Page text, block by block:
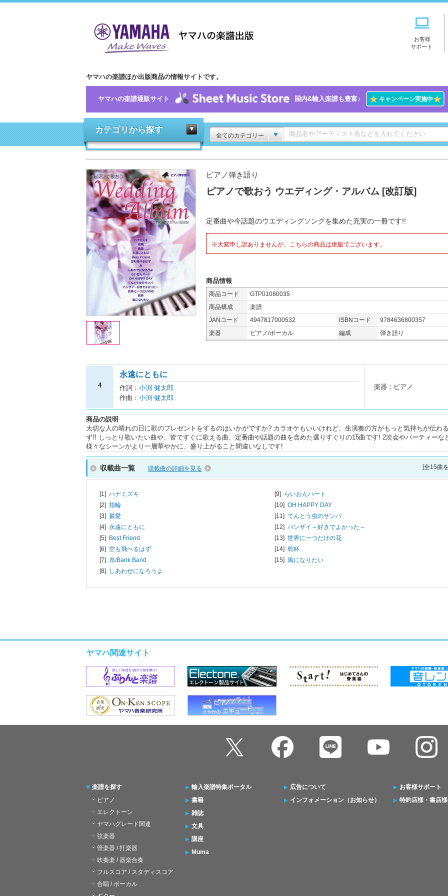
お客様
サポート
ヤマハの楽譜ほか出版商品の情報サイトです。
ヤマハの楽譜通販サイト 国内&輸入楽譜も豊富♪ ★キャンペーン実施中★
カテゴリから探す
全てのカテゴリー
ピアノ弾き語り
ピアノで歌おう ウエディング・アルバム [改訂版]
定番曲や今話題のウエディングソングを集めた充実の一冊です!!
※大変申し訳ありませんが、こちらの商品は絶版でございます。
商品情報
商品コード
GTP01080035
商品構成
楽譜
JANコード
4947817000532 ISBNコード
9784636800357
楽器
ピアノ/ボーカル 編成 弾き語り
4
永遠にともに
作詞： 小渕 健太郎
作曲： 小渕 健太郎
楽器：ピアノ
商品の説明
大切な人の晴れの日に歌のプレゼントをするのはいかがですか? カラオケもいいけれど、生演奏の方がもっと気持ちが伝わ
ず!! しっとり歌いたい曲や、皆ですぐに歌える曲、定番曲や話題の曲を含めた選りすぐりの15曲です! 2次会やパーティーな
様々なシーンがより一層華やかに、盛り上がること間違いなしです!
収載曲一覧 収載曲の詳細を見る [全15曲
[1] ハナミズキ
[2] 指輪
[3] 最愛
[4] 永遠にともに
[5] Best Friend
[6] 空も飛べるはず
[7] 糸/Bank Band
[8] しあわせになろうよ
[9] らいおんハート
[10] OH HAPPY DAY
[11] てんとう虫のサンバ
[12] バンザイ～好きでよかった～
[13] 世界に一つだけの花
[14] 乾杯
[15] 風になりたい
ヤマハ関連サイト
楽譜を探す
ピアノ
エレクトーン
ヤマハグレード関連
弦楽器
管楽器 / 打楽器
吹奏楽 / 器楽合奏
フルスコア / スタディスコア
合唱 / ボーカル
輸入楽譜特集ポータル
書籍
雑誌
文具
講座
Muma
広告について
インフォメーション（お知らせ）
お客様サポート
特約店様・書店